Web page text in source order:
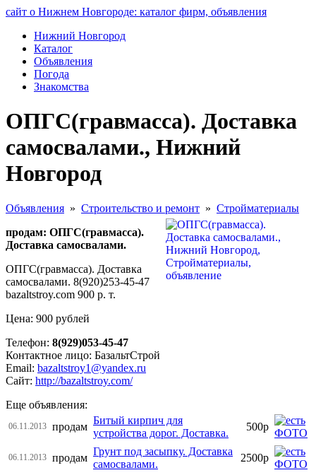
сайт о Нижнем Новгороде: каталог фирм, объявления
Нижний Новгород
Каталог
Объявления
Погода
Знакомства
ОПГС(гравмасса). Доставка
самосвалами., Нижний
Новгород
Объявления » Строительство и ремонт » Стройматериалы
продам: ОПГС(гравмасса).
Доставка самосвалами.
ОПГС(гравмасса). Доставка
самосвалами. 8(920)253-45-47
bazaltstroy.com 900 р. т.
Цена: 900 рублей
Телефон: 8(929)053-45-47
Контактное лицо: БазальтСтрой
Email: bazaltstroy1@yandex.ru
Сайт: http://bazaltstroy.com/
Еще объявления:
06.11.2013 продам
Битый кирпич для
устройства дорог. Доставка.
500р
06.11.2013 продам
Грунт под засыпку. Доставка
самосвалами.
2500р